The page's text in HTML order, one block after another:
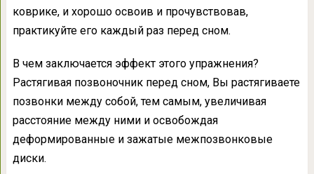
коврике, и хорошо освоив и прочувствовав,
практикуйте его каждый раз перед сном.
В чем заключается эффект этого упражнения?
Растягивая позвоночник перед сном, Вы растягиваете
позвонки между собой, тем самым, увеличивая
расстояние между ними и освобождая
деформированные и зажатые межпозвонковые
диски.